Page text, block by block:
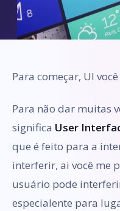
Para começar, UI
Para não dar muitas
significa User
que é feito para a
interferir, ai você me
usuário pode
especialente para